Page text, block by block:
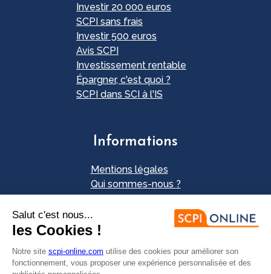
Investir 20 000 euros
SCPI sans frais
Investir 500 euros
Avis SCPI
Investissement rentable
Épargner, c'est quoi ?
SCPI dans SCI à l'IS
Informations
Mentions légales
Qui sommes-nous ?
Plan du site
Contact